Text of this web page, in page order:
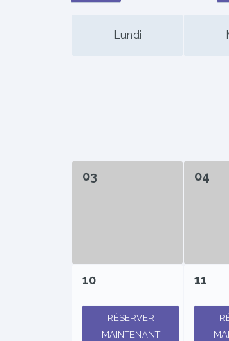
Lundi
03 04
10
RÉSERVER
MAINTENANT
11